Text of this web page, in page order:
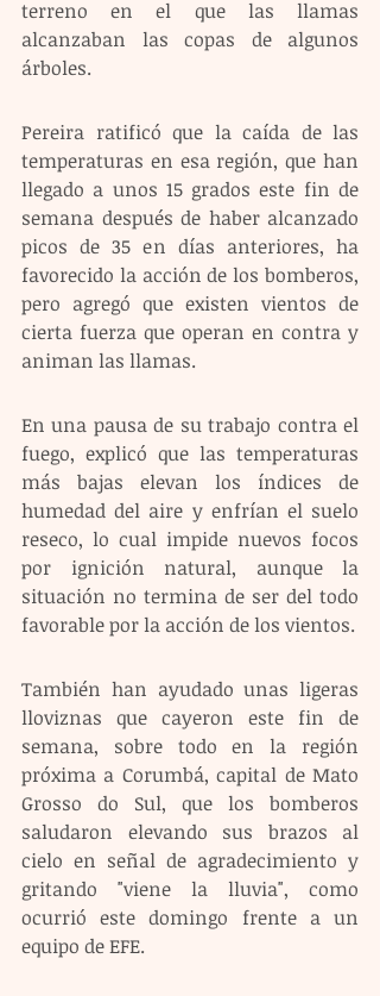
terreno en el que las llamas
alcanzaban las copas de algunos
árboles.
Pereira ratificó que la caída de las
temperaturas en esa región, que han
llegado a unos 15 grados este fin de
semana después de haber alcanzado
picos de 35 en días anteriores, ha
favorecido la acción de los bomberos,
pero agregó que existen vientos de
cierta fuerza que operan en contra y
animan las llamas.
En una pausa de su trabajo contra el
fuego, explicó que las temperaturas
más bajas elevan los índices de
humedad del aire y enfrían el suelo
reseco, lo cual impide nuevos focos
por ignición natural, aunque la
situación no termina de ser del todo
favorable por la acción de los vientos.
También han ayudado unas ligeras
lloviznas que cayeron este fin de
semana, sobre todo en la región
próxima a Corumbá, capital de Mato
Grosso do Sul, que los bomberos
saludaron elevando sus brazos al
cielo en señal de agradecimiento y
gritando "viene la lluvia", como
ocurrió este domingo frente a un
equipo de EFE.